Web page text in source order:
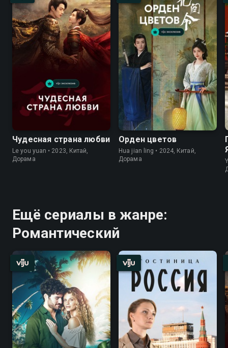
Чудесная страна любви
Le you yuan • 2023, Китай,
Дорама
Орден цветов
Hua jian ling • 2024, Китай,
Дорама
Ещё сериалы в жанре:
Романтический